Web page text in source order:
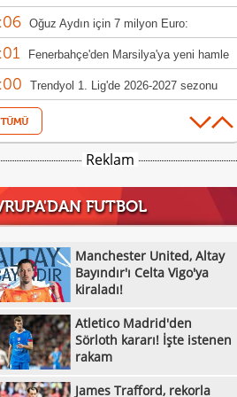
haberOğuz Aydın için 7 milyon Euro:
reddetti
Fenerbahçe'den Marsilya'ya yeni hamle
Trendyol 1. Lig'de 2026-2027 sezonu
başlıyor!
Galatasaray'da Renato Nhaga kararı:
yasağı
Beşiktaş'tan Gallagher hamlesi
mesajı!
Klay Thompson'ın babasından Lakers için
motive"
Anthony Davis ile Wizards kontrat
erteledi
Jaylen Brown: "Tatum'la pek konuşmadık"
Kawhi Leonard'ın Clippers
yeni sponsorluk iddiası
Fenerbahçe'de Kartal etkisi: 'Fizik
Reklam
FUTBOL
Manchester United, Altay
Bayındır'ı Celta Vigo'ya
kiraladı!
Atletico Madrid'den
Sörloth kararı! İşte istenen
rakam
James Trafford, rekorla